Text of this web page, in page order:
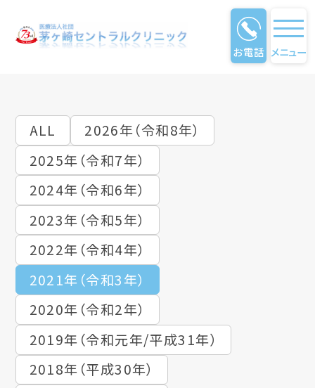
お電話 メニュー
ALL
2026年（令和8年）
2025年（令和7年）
2024年（令和6年）
2023年（令和5年）
2022年（令和4年）
2021年（令和3年）
2020年（令和2年）
2019年（令和元年/平成31年）
2018年（平成30年）